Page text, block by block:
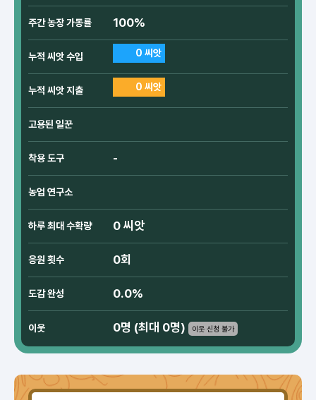
주간 농장 가동률 100%
누적 씨앗 수입 0 씨앗
누적 씨앗 지출 0 씨앗
고용된 일꾼
착용 도구 -
농업 연구소
하루 최대 수확량 0 씨앗
응원 횟수 0회
도감 완성 0.0%
이웃 0명 (최대 0명) 이웃 신청 불가